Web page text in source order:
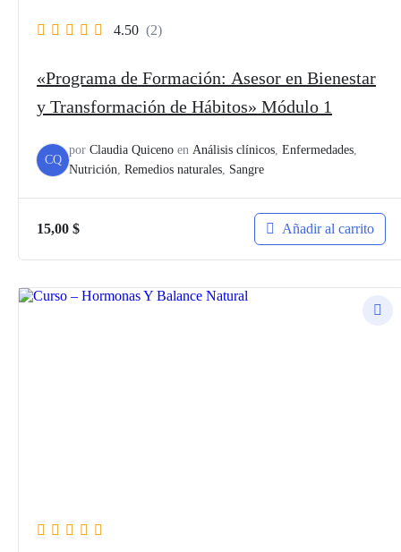
4.50 (2)
«Programa de Formación: Asesor en Bienestar
y Transformación de Hábitos» Módulo 1
CQ
por Claudia Quiceno en Análisis clínicos Enfermedades
Nutrición Remedios naturales Sangre
15,00 $ Añadir al carrito